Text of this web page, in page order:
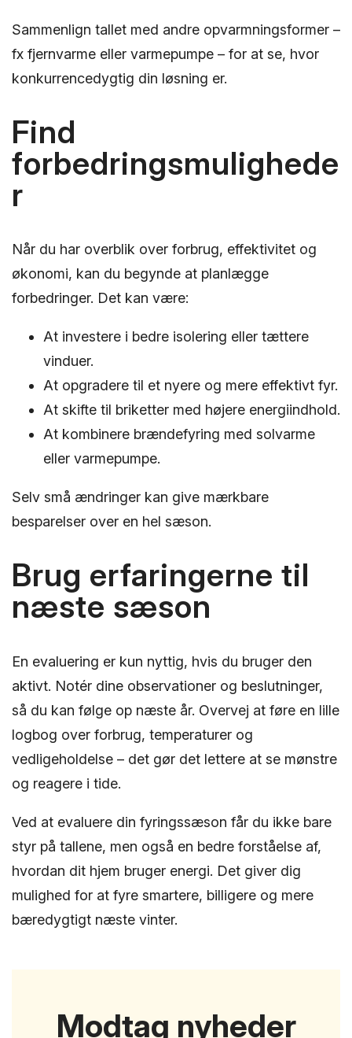
Sammenlign tallet med andre opvarmningsformer –
fx fjernvarme eller varmepumpe – for at se, hvor
konkurrencedygtig din løsning er.
Find
forbedringsmulighede
r
Når du har overblik over forbrug, effektivitet og
økonomi, kan du begynde at planlægge
forbedringer. Det kan være:
At investere i bedre isolering eller tættere
vinduer.
At opgradere til et nyere og mere effektivt fyr.
At skifte til briketter med højere energiindhold.
At kombinere brændefyring med solvarme
eller varmepumpe.
Selv små ændringer kan give mærkbare
besparelser over en hel sæson.
Brug erfaringerne til
næste sæson
En evaluering er kun nyttig, hvis du bruger den
aktivt. Notér dine observationer og beslutninger,
så du kan følge op næste år. Overvej at føre en lille
logbog over forbrug, temperaturer og
vedligeholdelse – det gør det lettere at se mønstre
og reagere i tide.
Ved at evaluere din fyringssæson får du ikke bare
styr på tallene, men også en bedre forståelse af,
hvordan dit hjem bruger energi. Det giver dig
mulighed for at fyre smartere, billigere og mere
bæredygtigt næste vinter.
Modtag nyheder